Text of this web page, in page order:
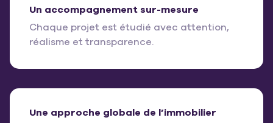
Un accompagnement sur-mesure
Chaque projet est étudié avec attention,
réalisme et transparence.
Une approche globale de l’immobilier